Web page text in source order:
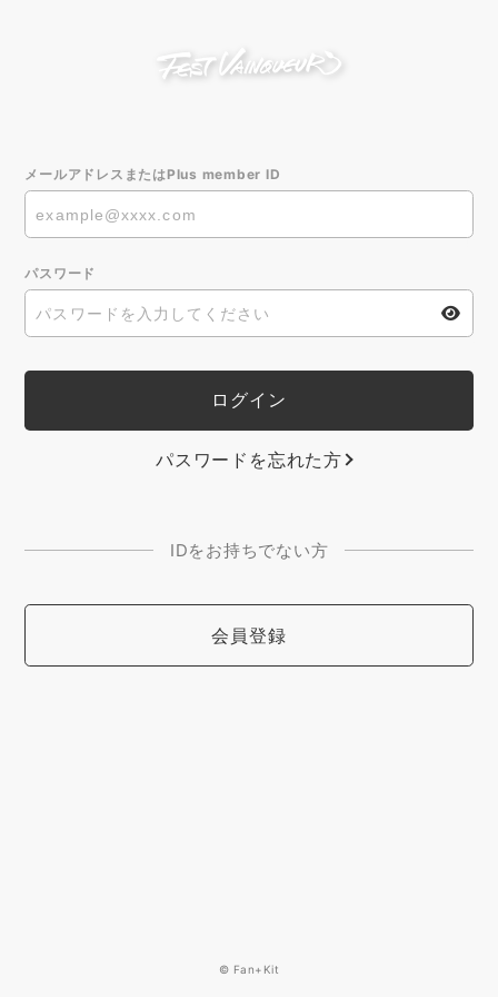
メールアドレスまたはPlus member ID
パスワード
パスワードを忘れた方
IDをお持ちでない方
会員登録
© Fan+Kit